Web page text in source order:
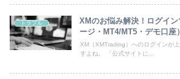
トラブル
XMのお悩み解決！ログイ
ージ・MT4/MT5・デモ口座）
XM（XMTrading）へのログインが
すよね。 「公式サイトに...